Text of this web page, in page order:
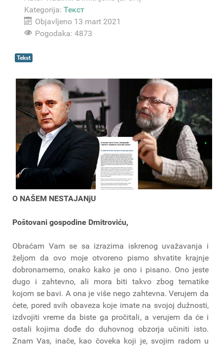
Kategorija: Текст
Objavljeno 13 mart 2021
Pogodaka: 4873
Tekst
O NAŠEM NESTAJANjU
Poštovani gospodine Dmitroviću,
Obraćam Vam se sa izrazima iskrenog uvažavanja i
željom da ovo moje otvoreno pismo shvatite krajnje
dobronamerno, onako kako je ono i pisano. Ono jeste
dugo i zahtevno, ali mora biti takvo zbog tematike
kojom se bavi. A ona je više nego zahtevna. Verujem da
ćete, pored svih obaveza koje imate na svojoj dužnosti,
izdvojiti vreme da biste ga pročitali, a verujem da će i
ostali kojima dođe do duhovnog obzorja učiniti isto.
Znam Vas, inače, kao čoveka koji je, svojim radom u